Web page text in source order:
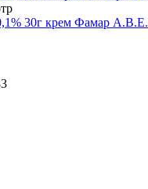
30г крем Фамар А.В.Е.